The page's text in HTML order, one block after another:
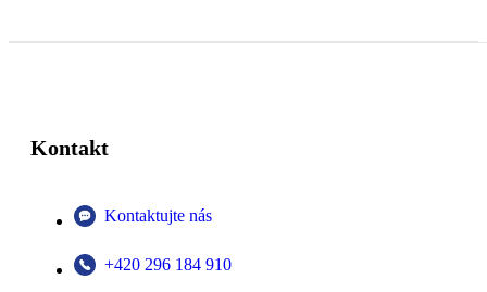
Kontakt
Kontaktujte nás
+420 296 184 910